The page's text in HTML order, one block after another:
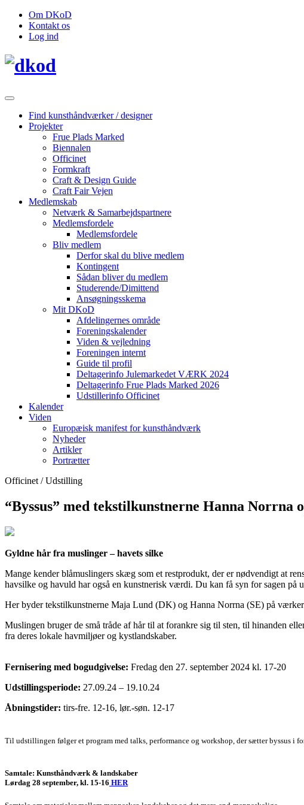
Om DKoD
Kontakt os
Log ind
Find kunsthåndværker / designer
Projekter
Frue Plads Marked
Biennalen
Officinet
Formkraft
Craft & Design Guide
Craft Fair Vejen
Medlemskab
Netværk & Samarbejdspartnere
Medlemsfordele
Medlemsfordele
Bliv medlem
Derfor skal du blive medlem
Kontingent
Sådan bliver du medlem
Studerende/Dimittend
Ansøgningsskema
Mit DKoD
Afdelingernes område
Foreningskalender
Viden & vejledning
Foreningen internt
Guide til profil
Deltagerinfo Julemarkedet VÆRK 2024
Deltagerinfo Frue Plads Marked 2026
Udstillerinfo Officinet
Kalender
Viden
Europæisk manifest for kunsthåndværk
Nyheder
Artikler
Portrætter
Officinet / Udstilling
“Byssus” med tekstilkunstnerne Hanna Norrna
Gyldne hår fra muslinger – havets silke
Mange kender blåmuslingers skæg som et restprodukt, der er nødvendigt at
havsilke og havuld har også en kunstnerisk værdi. Du kan få syn for sagen på
Her byder tekstilkunstnerne Maja Lund (DK) og Hanna Norrna (SE) på
Muslingen bruger de små tråde af hår til at forankre sig til sten, til hinanden
fra deres lokale havmiljøer og kystlandskaber.
Fernisering med bogudgivelse: Fredag den 27. september 2024 kl. 17-20
Udstillingsperiode: 27.09.24 – 19.10.24
Åbningstider: tirs-fre. 12-16, lør.-søn. 12-17
Til udstillingen følger et program med talks, performance og workshop, der sætter byssus i
Samtale: Kunsthåndværk & landskaber
Lørdag 28 september, kl. 15-16 HER